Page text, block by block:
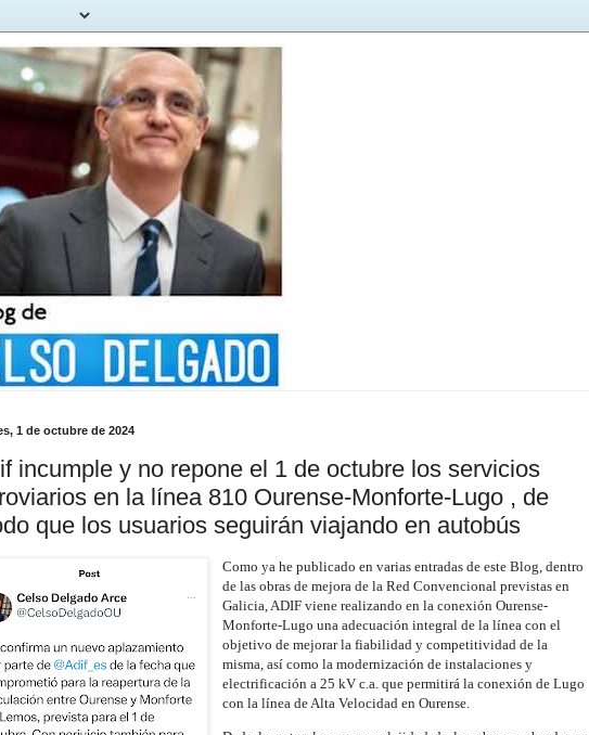
1 de octubre de 2024
incumple y no repone el 1 de octubre los servicios
en la línea 810 Ourense-Monforte-Lugo , de
que los usuarios seguirán viajando en autobús
Como ya he publicado en varias entradas de este Blog, dentro
de las obras de mejora de la Red Convencional previstas en
Galicia, ADIF viene realizando en la conexión Ourense-
Monforte-Lugo una adecuación integral de la línea con el
objetivo de mejorar la fiabilidad y competitividad de la
misma, así como la modernización de instalaciones y
electrificación a 25 kV c.a. que permitirá la conexión de Lugo
con la línea de Alta Velocidad en Ourense.